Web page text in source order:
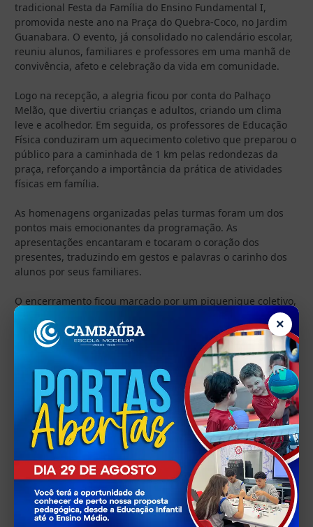
tradicional Festa da Família do Ensino Fundamental I,
promovida neste ano na Praça do Quebra-Coco, no Jardim
Guanabara. O evento, já consolidado no calendário escolar,
reuniu alunos, familiares e professores em uma manhã de
convivência, afeto e celebração da vida em comunidade.
Logo na recepção, a alegria ficou por conta do Palhaço
Melão, que divertiu crianças e adultos, criando um clima
leve e acolhedor. Em seguida, os professores de Educação
Física conduziram um aquecimento coletivo que preparou o
público para a caminhada de 1 km pelas redondezas da
praça, reforçando a importância da prática de atividades
físicas em família.
As homenagens organizadas pelas turmas foram um dos
pontos mais emocionantes da programação. As
apresentações encantaram e tocaram o coração dos
presentes, traduzindo em gestos e palavras o carinho dos
alunos por seus familiares.
O encerramento ficou marcado por um piquenique coletivo,
que proporcionou momentos de integração e troca entre
crianças, pais e responsáveis.
Mais do que uma comemoração, a Festa da Família
reafirmou o papel da Escola Modelar Cambaúba como um
espaço de vínculo e pertencimento, fortalecendo a parceria
entre família e escola.
Data: 13/09/2025
×